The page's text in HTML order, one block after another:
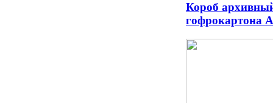
Короб
гофрокартона